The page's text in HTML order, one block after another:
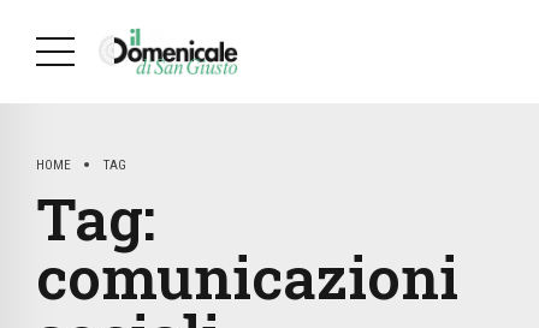
HOME TAG
Tag:
comunicazioni